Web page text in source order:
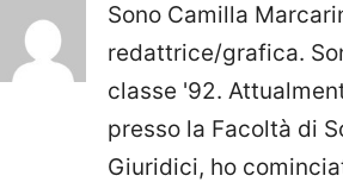
Sono Camilla
redattrice/grafica.
classe '92.
presso la Facoltà di
Giuridici, ho